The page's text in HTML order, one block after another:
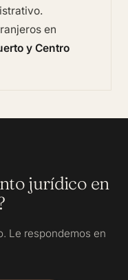
en
y Centro
jurídico en
Le respondemos en